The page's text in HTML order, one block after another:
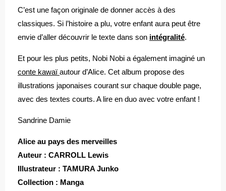
C’est une façon originale de donner accès à des
classiques. Si l’histoire a plu, votre enfant aura peut être
envie d’aller découvrir le texte dans son intégralité.
Et pour les plus petits, Nobi Nobi a également imaginé un
conte kawaïautour d’Alice. Cet album propose des
illustrations japonaises courant sur chaque double page,
avec des textes courts. A lire en duo avec votre enfant !
Sandrine Damie
Alice au pays des merveilles
Auteur : CARROLL Lewis
Illustrateur : TAMURA Junko
Collection : Manga